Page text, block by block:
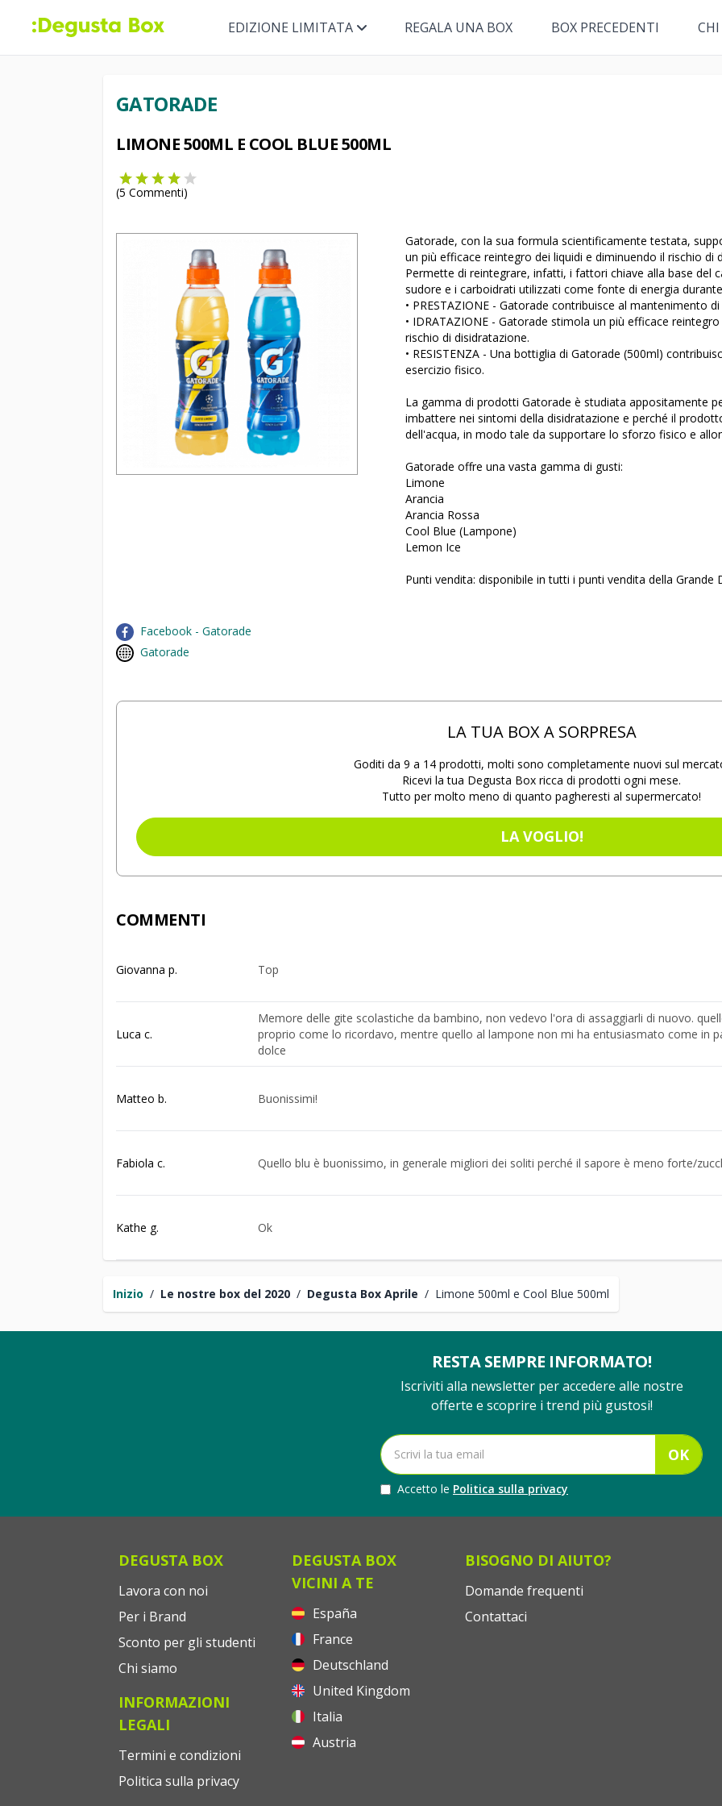
EDIZIONE LIMITATA REGALA UNA BOX BOX PRECEDENTI
Inizio / Le nostre box del 2020 / Degusta Box Aprile / Limone 500ml e Cool Blue 500ml
GATORADE
LIMONE 500ML E COOL BLUE 500ML
(5 Commenti)
Gatorade, con la sua formula scientificamente testata,
un più efficace reintegro dei liquidi e diminuendo il rischio di
Permette di reintegrare, infatti, i fattori chiave alla base del
sudore e i carboidrati utilizzati come fonte di energia
• PRESTAZIONE - Gatorade contribuisce al mantenimento
• IDRATAZIONE - Gatorade stimola un più efficace
rischio di disidratazione.
• RESISTENZA - Una bottiglia di Gatorade (500ml)
esercizio fisico.
La gamma di prodotti Gatorade è studiata appositamente
imbattere nei sintomi della disidratazione e perché il
dell'acqua, in modo tale da supportare lo sforzo fisico e
Gatorade offre una vasta gamma di gusti:
Limone
Arancia
Arancia Rossa
Cool Blue (Lampone)
Lemon Ice
Punti vendita: disponibile in tutti i punti vendita della Grande
Facebook - Gatorade
Gatorade
LA TUA BOX A SORPRESA
Goditi da 9 a 14 prodotti, molti sono completamente nuovi sul
Ricevi la tua Degusta Box ricca di prodotti ogni mese.
Tutto per molto meno di quanto pagheresti al supermercato!
LA VOGLIO!
COMMENTI
Giovanna p. Top
Luca c.
Memore delle gite scolastiche da bambino, non vedevo l'ora di assaggiarli di nuovo.
proprio come lo ricordavo, mentre quello al lampone non mi ha entusiasmato come in
dolce
Matteo b. Buonissimi!
Fabiola c. Quello blu è buonissimo, in generale migliori dei soliti perché il sapore è meno forte/
Kathe g. Ok
RESTA SEMPRE INFORMATO!
Iscriviti alla newsletter per accedere alle nostre
offerte e scoprire i trend più gustosi!
OK
Accetto le Politica sulla privacy
DEGUSTA BOX
Lavora con noi
Per i Brand
Sconto per gli studenti
Chi siamo
INFORMAZIONI
LEGALI
Termini e condizioni
Politica sulla privacy
DEGUSTA BOX
VICINI A TE
España
France
Deutschland
United Kingdom
Italia
Austria
BISOGNO DI AIUTO?
Domande frequenti
Contattaci